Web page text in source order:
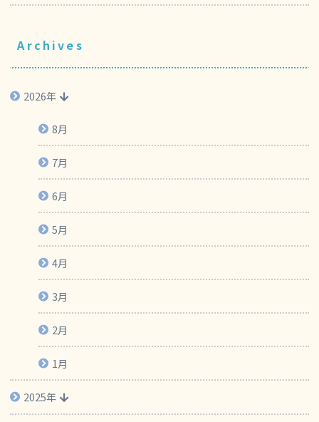
Archives
2026年
8月
7月
6月
5月
4月
3月
2月
1月
2025年